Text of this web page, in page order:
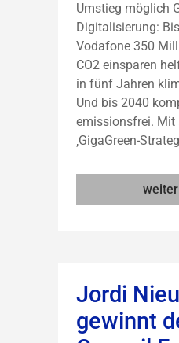
Umstieg möglich
Digitalisierung:
Vodafone 350
CO2 einsparen
in fünf Jahren
Und bis 2040
emissionsfrei. Mit
‚GigaGreen-
Jordi
gewinnt